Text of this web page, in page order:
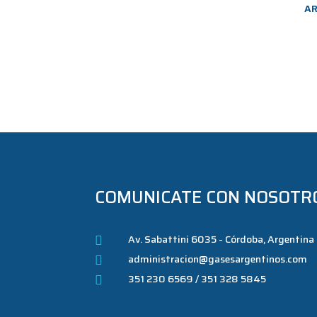
COMUNICATE CON
 Av. Sabattini 6035 - Córdoba,
 administracion@gasesargentinos.com
 351 230 6569 / 351 328 5845